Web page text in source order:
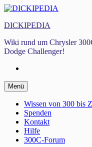
Zum
springen
DICKIPEDIA
Wiki rund um Chrysler
Dodge Challenger!
Menü Zum
Inhalt
springen
Wissen von 300 bis Z
Spenden
Kontakt
Hilfe
300C-Forum